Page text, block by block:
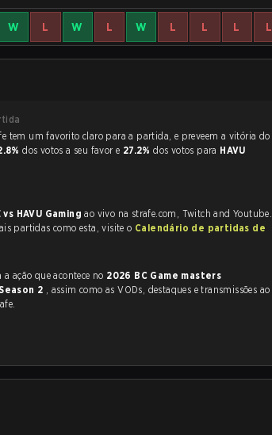
W L W L W L L L L
Usuários da Strafe tem um favorito claro para a partida, e preveem a vitória do
dos votos a seu favor e 27.2%dos votos para HAVU
vs HAVU Gamingao vivo na strafe.com, Twitch and Youtube.
partidas como esta, visite o Calendário de partidas de
ação que acontece no 2026 BC Game masters
2 , assim como as VODs, destaques e transmissões ao